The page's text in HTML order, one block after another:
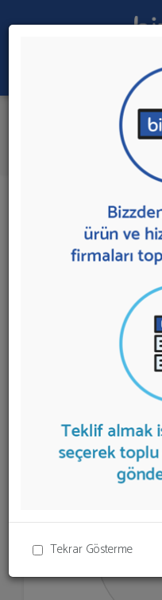
Tekrar Gösterme
Oto Servis
İlk 1
1
Oto Servis
listelenmektedir.Oto
listeden seçim yapıp
kısmından toplu